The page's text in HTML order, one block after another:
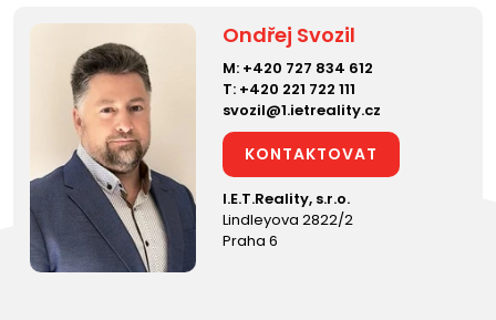
Ondřej Svozil
M: +420 727 834 612
T: +420 221 722 111
svozil@1.ietreality.cz
KONTAKTOVAT
I.E.T.Reality, s.r.o.
Lindleyova 2822/2
Praha 6